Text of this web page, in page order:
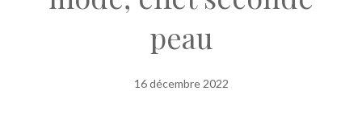
peau
16 décembre 2022